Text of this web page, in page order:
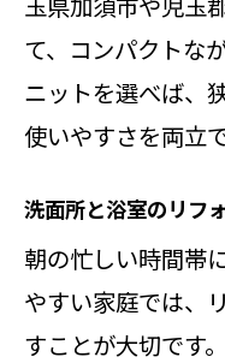
て、コンパクトな
ニットを選べば、
使いやすさを両立
洗面所と浴室のリフ
朝の忙しい時間帯
やすい家庭では、
すことが大切です